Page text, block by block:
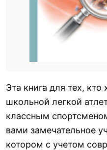
Эта книга для тех,
школьной легкой
классным
вами замечательное
котором с учетом